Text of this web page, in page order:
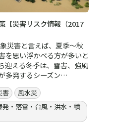
【災害リスク情報（2017
災害と言えば、夏季～秋
を思い浮かべる方が多いと
迎える冬季は、雪害、強風
多発するシーズン…
害
風水災
・落雷・台風・洪水・積